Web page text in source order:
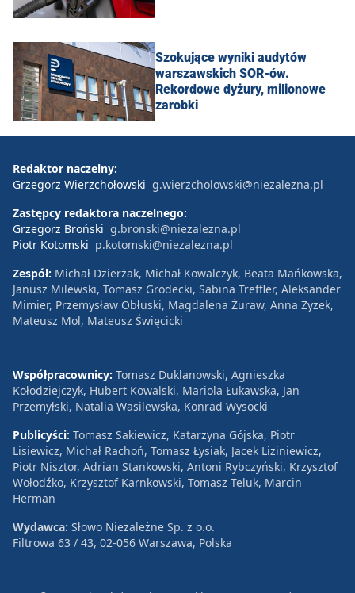
Szokujące wyniki audytów
warszawskich SOR-ów.
Rekordowe dyżury, milionowe
zarobki
Redaktor naczelny:
Grzegorz Wierzchołowski g.wierzcholowski@niezalezna.pl
Zastępcy redaktora naczelnego:
Grzegorz Broński g.bronski@niezalezna.pl
Piotr Kotomski p.kotomski@niezalezna.pl
Zespół: Michał Dzierżak, Michał Kowalczyk, Beata Mańkowska,
Janusz Milewski, Tomasz Grodecki, Sabina Treffler, Aleksander
Mimier, Przemysław Obłuski, Magdalena Żuraw, Anna Zyzek,
Mateusz Mol, Mateusz Święcicki
Współpracownicy: Tomasz Duklanowski, Agnieszka
Kołodziejczyk, Hubert Kowalski, Mariola Łukawska, Jan
Przemyłski, Natalia Wasilewska, Konrad Wysocki
Publicyści: Tomasz Sakiewicz, Katarzyna Gójska, Piotr
Lisiewicz, Michał Rachoń, Tomasz Łysiak, Jacek Liziniewicz,
Piotr Nisztor, Adrian Stankowski, Antoni Rybczyński, Krzysztof
Wołodźko, Krzysztof Karnkowski, Tomasz Teluk, Marcin
Herman
Wydawca: Słowo Niezależne Sp. z o.o.
Filtrowa 63 / 43, 02-056 Warszawa, Polska